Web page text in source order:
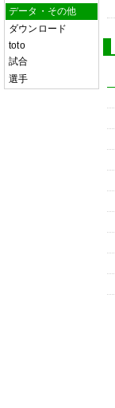
データ・その他
ダウンロード
toto
試合
選手